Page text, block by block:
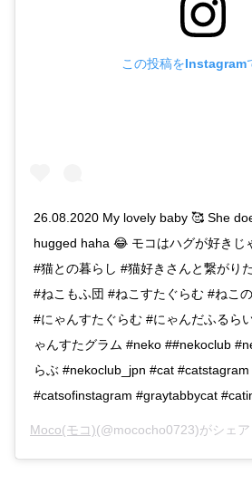
この投稿をInstagram
26.08.2020 My lovely baby 🥰 She
hugged haha 😂 モコはハグが好きじ
#猫との暮らし #猫好きさんと繋がり
#ねこもふ団 #ねこすたぐらむ #ねこ
#にゃんすたぐらむ #にゃんだふるら
ゃんすたグラム #neko ##nekoclub
らぶ #nekoclub_jpn #cat
#catsofinstagram #graytabbycat
Moco(モコ)(@mococho0723)がシェ